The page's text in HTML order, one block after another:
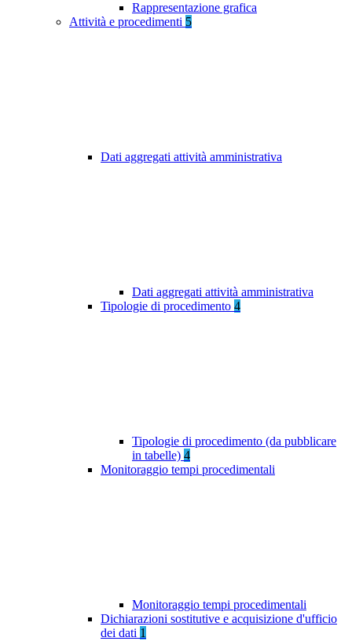
Rappresentazione grafica
Attività e procedimenti 5
Dati aggregati attività amministrativa
Dati aggregati attività amministrativa
Tipologie di procedimento 4
Tipologie di procedimento (da pubblicare
in tabelle) 4
Monitoraggio tempi procedimentali
Monitoraggio tempi procedimentali
Dichiarazioni sostitutive e acquisizione d'ufficio
dei dati 1